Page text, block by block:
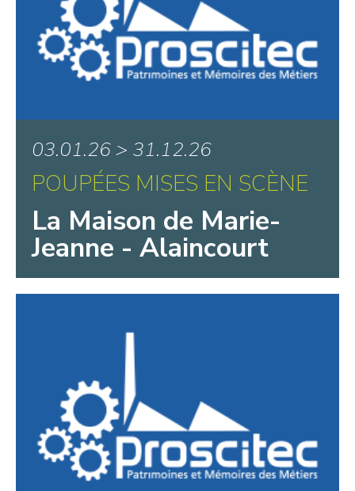
03.01.26 > 31.12.26
POUPÉES MISES EN SCÈNE
La Maison de Marie-
Jeanne - Alaincourt